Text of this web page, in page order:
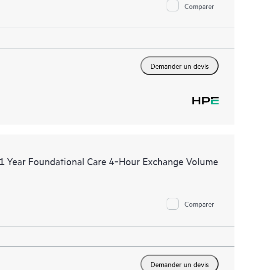
Comparer
Demander un devis
Year Foundational Care 4‑Hour Exchange Volume
Comparer
Demander un devis